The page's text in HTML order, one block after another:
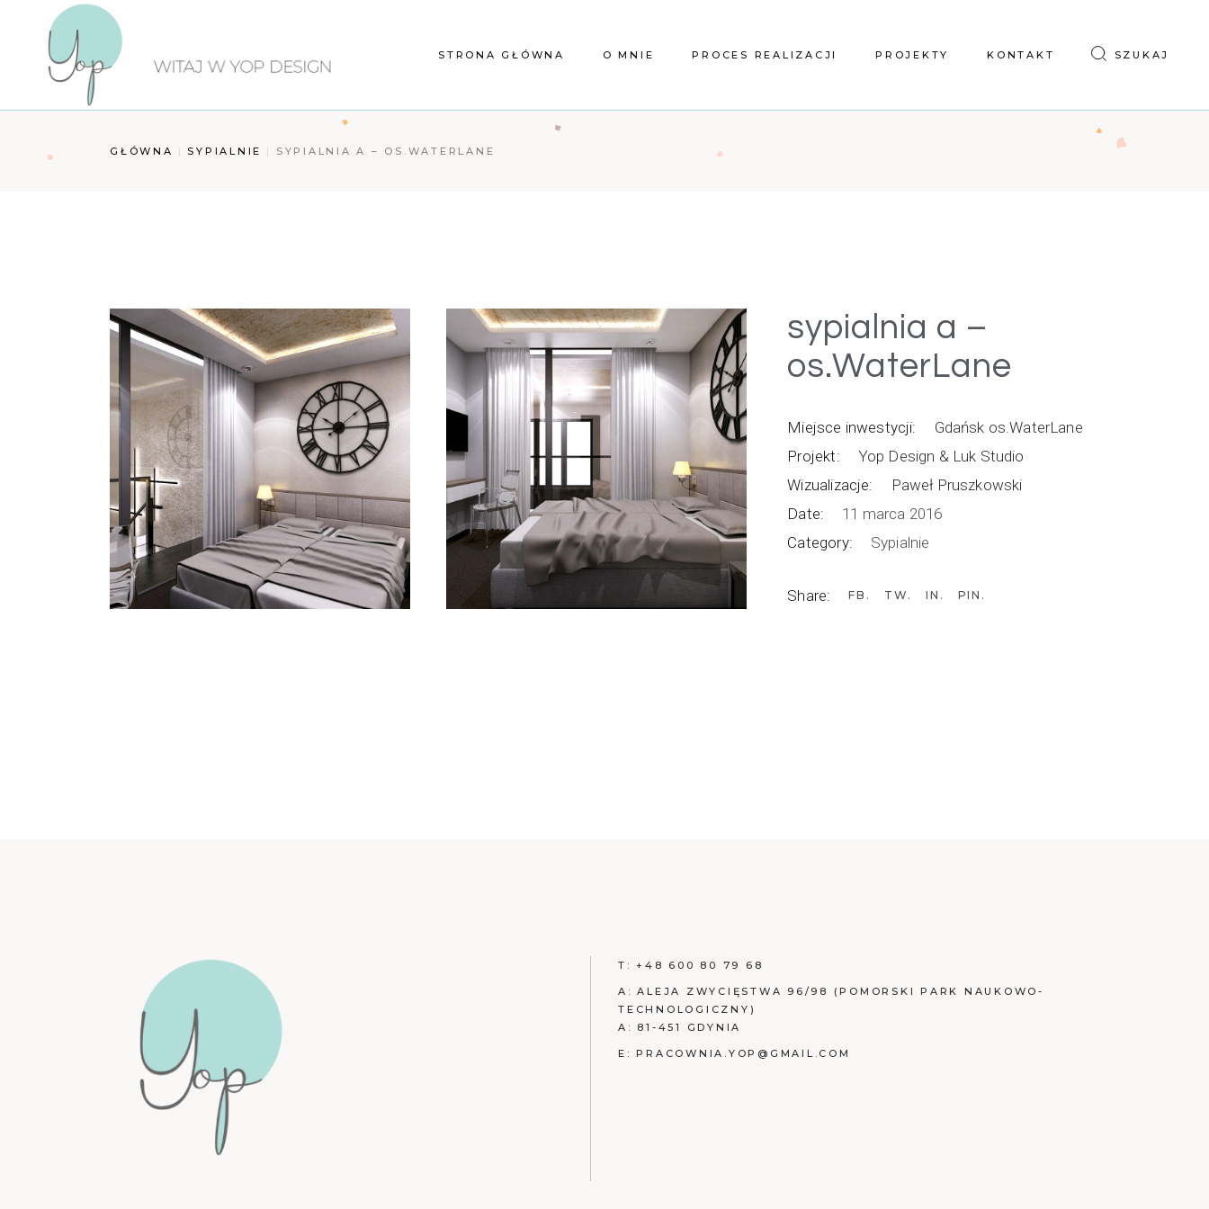
STRONA GŁÓWNA O MNIE PROCES REALIZACJI PROJEKTY KONTAKT SZUKAJ
GŁÓWNA SYPIALNIE SYPIALNIA A – OS.WATERLANE
sypialnia a –
os.WaterLane
Miejsce inwestycji:
Gdańsk os.WaterLane
Projekt:
Yop Design & Luk Studio
Wizualizacje:
Paweł Pruszkowski
Date:
11 marca 2016
Category:
Sypialnie
Share: FB TW IN PIN
T:+48 600 80 79 68
A:ALEJA ZWYCIĘSTWA 96/98 (POMORSKI PARK NAUKOWO-
TECHNOLOGICZNY)
A: 81-451 GDYNIA
E:PRACOWNIA.YOP@GMAIL.COM